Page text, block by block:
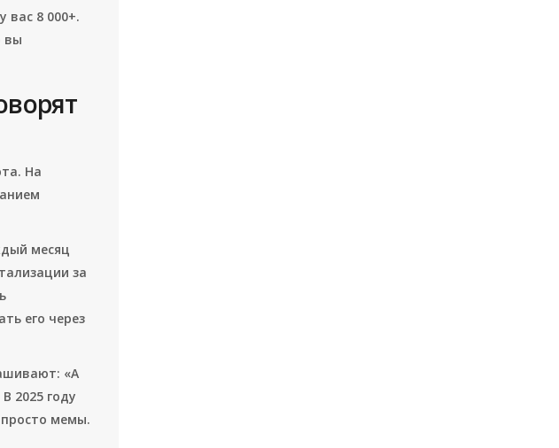
вас 8 000+.
вы
На
месяц
за
его через
«А
2025 году
просто мемы.